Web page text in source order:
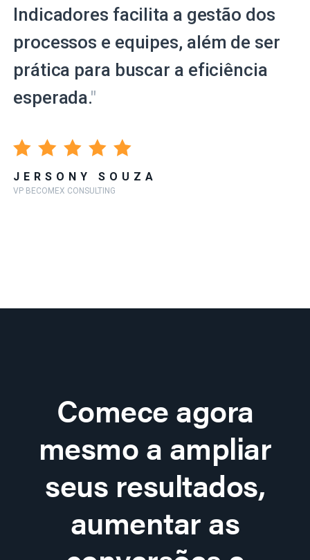
Indicadores facilita a gestão dos
processos e equipes, além de ser
prática para buscar a eficiência
esperada."
JERSONY SOUZA
VP BECOMEX CONSULTING
Comece agora
mesmo a ampliar
seus resultados,
aumentar as